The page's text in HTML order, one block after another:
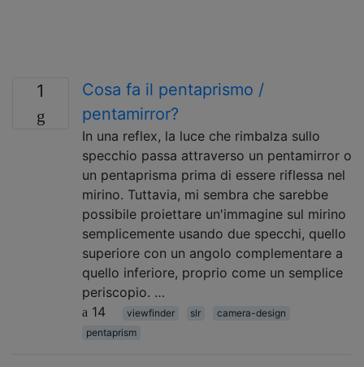
1
Cosa fa il pentaprismo /
pentamirror?
In una reflex, la luce che rimbalza sullo
specchio passa attraverso un pentamirror o
un pentaprisma prima di essere riflessa nel
mirino. Tuttavia, mi sembra che sarebbe
possibile proiettare un'immagine sul mirino
semplicemente usando due specchi, quello
superiore con un angolo complementare a
quello inferiore, proprio come un semplice
periscopio. …
14
viewfinder slr
camera-design
pentaprism